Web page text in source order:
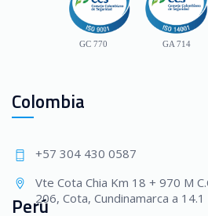
GC 770 GA 714
Colombia
+57 304 430 0587
Vte Cota Chia Km 18 + 970 M
206, Cota, Cundinamarca a
Perú